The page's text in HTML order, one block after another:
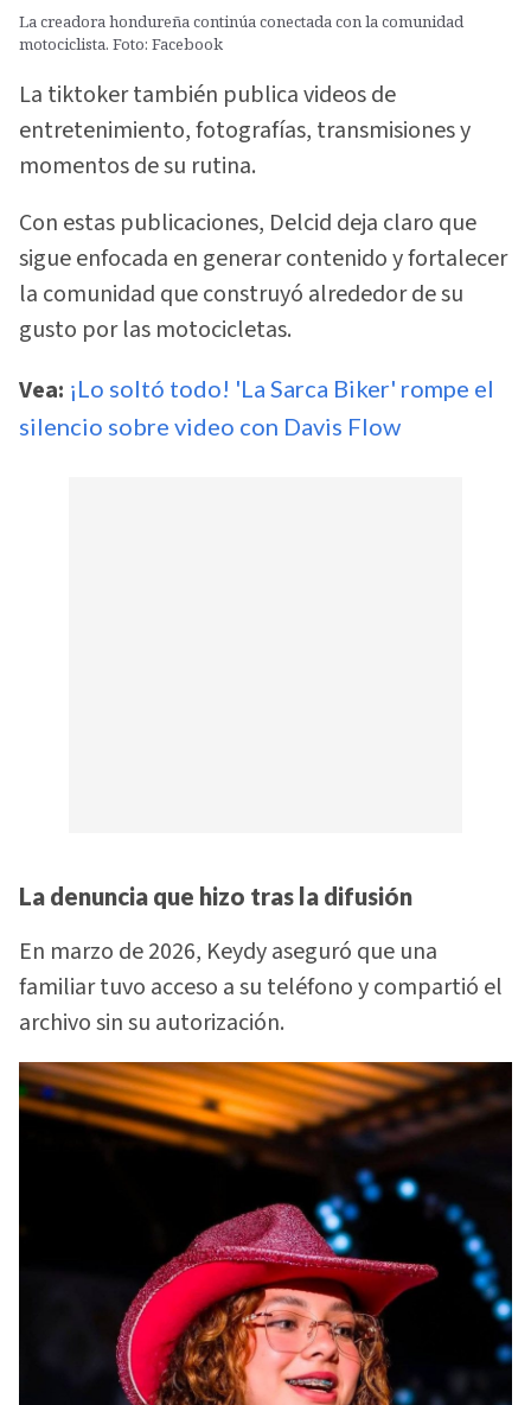
La creadora hondureña continúa conectada con la comunidad
motociclista. Foto: Facebook
La tiktoker también publica videos de
entretenimiento, fotografías, transmisiones y
momentos de su rutina.
Con estas publicaciones, Delcid deja claro que
sigue enfocada en generar contenido y fortalecer
la comunidad que construyó alrededor de su
gusto por las motocicletas.
Vea: ¡Lo soltó todo! 'La Sarca Biker' rompe el
silencio sobre video con Davis Flow
La denuncia que hizo tras la difusión
En marzo de 2026, Keydy aseguró que una
familiar tuvo acceso a su teléfono y compartió el
archivo sin su autorización.